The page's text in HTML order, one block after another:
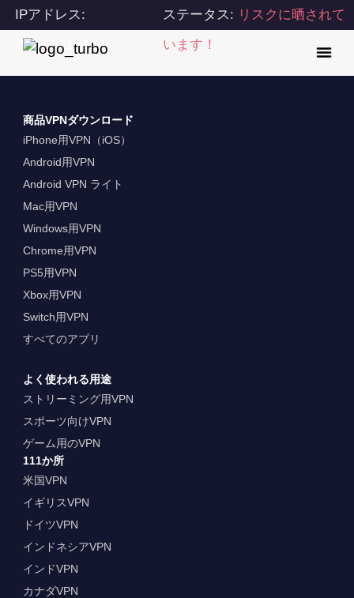
IPアドレス:
216.73.216.150
ステータス: リスクに晒されて
います！
商品VPNダウンロード
iPhone用VPN（iOS）
Android用VPN
Android VPN ライト
Mac用VPN
Windows用VPN
Chrome用VPN
PS5用VPN
Xbox用VPN
Switch用VPN
すべてのアプリ
よく使われる用途
ストリーミング用VPN
スポーツ向けVPN
ゲーム用のVPN
111か所
米国VPN
イギリスVPN
ドイツVPN
インドネシアVPN
インドVPN
カナダVPN